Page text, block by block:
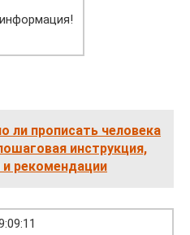
ли прописать человека
инструкция,
рекомендации